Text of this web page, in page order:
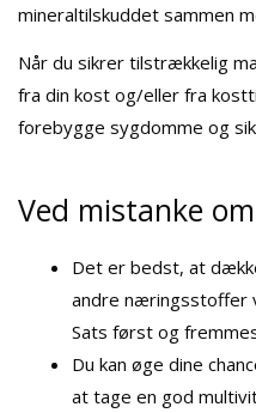
mineraltilskuddet sammen
Når du sikrer tilstrækkelig
fra din kost og/eller fra
forebygge sygdomme og
Ved mistanke
Det er bedst, at
andre næringsstoffer
Sats først og
Du kan øge dine
at tage en god